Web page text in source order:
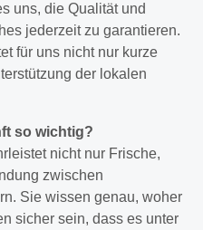
uns, die Qualität und
jederzeit zu garantieren.
für uns nicht nur kurze
der lokalen
so wichtig?
nicht nur Frische,
zwischen
Sie wissen genau, woher
sicher sein, dass es unter